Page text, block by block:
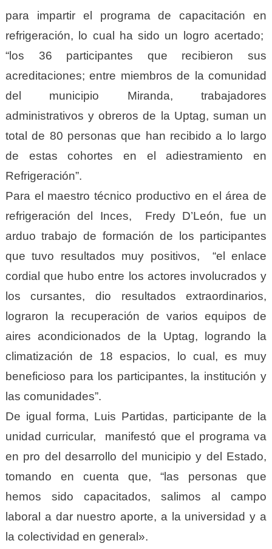
para impartir el programa de capacitación en
refrigeración, lo cual ha sido un logro acertado;
“los 36 participantes que recibieron sus
acreditaciones; entre miembros de la comunidad
del municipio Miranda, trabajadores
administrativos y obreros de la Uptag, suman un
total de 80 personas que han recibido a lo largo
de estas cohortes en el adiestramiento en
Refrigeración”.
Para el maestro técnico productivo en el área de
refrigeración del Inces, Fredy D’León, fue un
arduo trabajo de formación de los participantes
que tuvo resultados muy positivos, “el enlace
cordial que hubo entre los actores involucrados y
los cursantes, dio resultados extraordinarios,
lograron la recuperación de varios equipos de
aires acondicionados de la Uptag, logrando la
climatización de 18 espacios, lo cual, es muy
beneficioso para los participantes, la institución y
las comunidades”.
De igual forma, Luis Partidas, participante de la
unidad curricular, manifestó que el programa va
en pro del desarrollo del municipio y del Estado,
tomando en cuenta que, “las personas que
hemos sido capacitados, salimos al campo
laboral a dar nuestro aporte, a la universidad y a
la colectividad en general».